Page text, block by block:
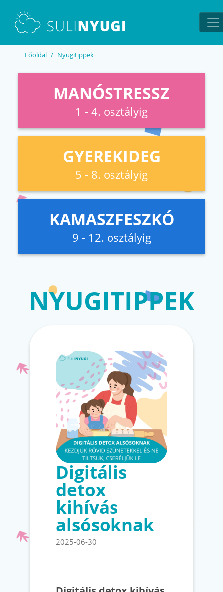
Főoldal Nyugitippek
MANÓSTRESSZ
1 - 4. osztályig
GYEREKIDEG
5 - 8. osztályig
KAMASZFESZKÓ
9 - 12. osztályig
NYUGITIPPEK
Digitális
detox
kihívás
alsósoknak
2025-06-30